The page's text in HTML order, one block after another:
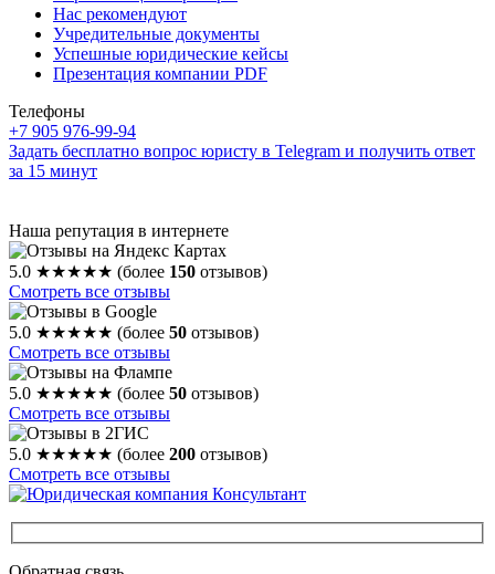
Нас рекомендуют
Учредительные документы
Успешные юридические кейсы
Презентация компании PDF
Телефоны
+7 905 976-99-94
Задать бесплатно вопрос юристу в Telegram и получить ответ
за 15 минут
Наша репутация в интернете
5.0 ★★★★★ (более 150 отзывов)
Смотреть все отзывы
5.0 ★★★★★ (более 50 отзывов)
Смотреть все отзывы
5.0 ★★★★★ (более 50 отзывов)
Смотреть все отзывы
5.0 ★★★★★ (более 200 отзывов)
Смотреть все отзывы